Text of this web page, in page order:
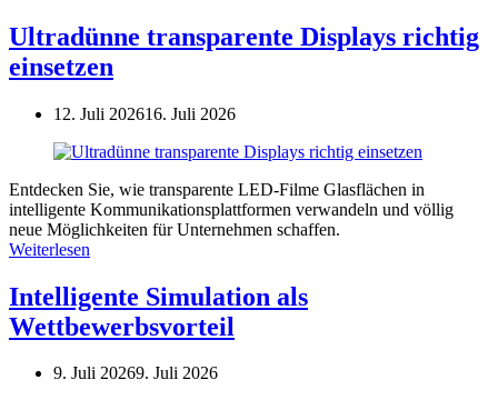
Ultradünne transparente Displays richtig
einsetzen
12. Juli 202616. Juli 2026
Entdecken Sie, wie transparente LED-Filme Glasflächen in
intelligente Kommunikationsplattformen verwandeln und völlig
neue Möglichkeiten für Unternehmen schaffen.
Weiterlesen
Intelligente Simulation als
Wettbewerbsvorteil
9. Juli 20269. Juli 2026